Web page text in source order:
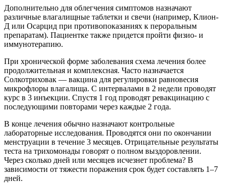
Дополнительно для облегчения симптомов назначают
различные влагалищные таблетки и свечи (например, Клион-
Д или Осарцид при противопоказаниях к пероральным
препаратам). Пациентке также придется пройти физио- и
иммунотерапию.
При хронической форме заболевания схема лечения более
продолжительная и комплексная. Часто назначается
Солкотриховак — вакцина для регулировки равновесия
микрофлоры влагалища. С интервалами в 2 недели проводят
курс в 3 инъекции. Спустя 1 год проводят ревакцинацию с
последующими повторами через каждые 2 года.
В конце лечения обычно назначают контрольные
лабораторные исследования. Проводятся они по окончании
менструации в течение 3 месяцев. Отрицательные результаты
теста на трихомонады говорят о полном выздоровлении.
Через сколько дней или месяцев исчезнет проблема? В
зависимости от тяжести поражения срок будет составлять 1–7
дней.